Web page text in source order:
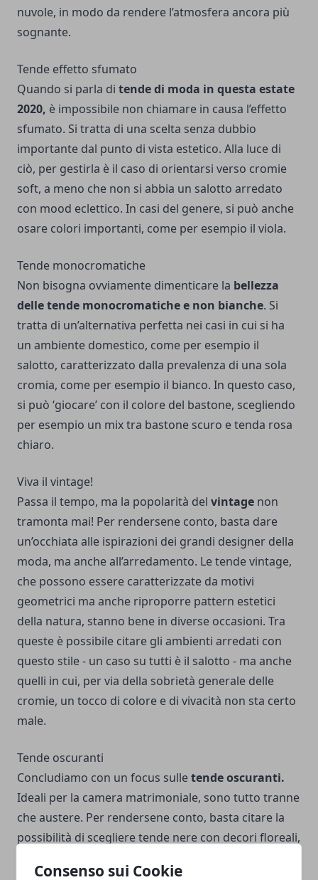
Consenso sui Cookie
nuvole, in modo da rendere l’atmosfera ancora più
sognante.
Tende effetto sfumato
Quando si parla di tende di moda in questa estate
2020, è impossibile non chiamare in causa l’effetto
sfumato. Si tratta di una scelta senza dubbio
importante dal punto di vista estetico. Alla luce di
ciò, per gestirla è il caso di orientarsi verso cromie
soft, a meno che non si abbia un salotto arredato
con mood eclettico. In casi del genere, si può anche
osare colori importanti, come per esempio il viola.
Tende monocromatiche
Non bisogna ovviamente dimenticare la bellezza
delle tende monocromatiche e non bianche. Si
tratta di un’alternativa perfetta nei casi in cui si ha
un ambiente domestico, come per esempio il
salotto, caratterizzato dalla prevalenza di una sola
cromia, come per esempio il bianco. In questo caso,
si può ‘giocare’ con il colore del bastone, scegliendo
per esempio un mix tra bastone scuro e tenda rosa
chiaro.
Viva il vintage!
Passa il tempo, ma la popolarità del vintage non
tramonta mai! Per rendersene conto, basta dare
un’occhiata alle ispirazioni dei grandi designer della
moda, ma anche all’arredamento. Le tende vintage,
che possono essere caratterizzate da motivi
geometrici ma anche riproporre pattern estetici
della natura, stanno bene in diverse occasioni. Tra
queste è possibile citare gli ambienti arredati con
questo stile - un caso su tutti è il salotto - ma anche
quelli in cui, per via della sobrietà generale delle
cromie, un tocco di colore e di vivacità non sta certo
male.
Tende oscuranti
Concludiamo con un focus sulletende oscuranti.
Ideali per la camera matrimoniale, sono tutto tranne
che austere. Per rendersene conto, basta citare la
possibilità di scegliere tende nere con decori floreali,